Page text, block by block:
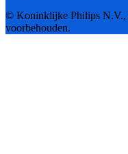
© Koninklijke Philips N.V.,
voorbehouden.